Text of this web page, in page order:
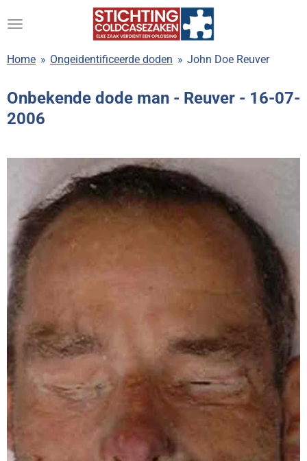
direct
de
Home » Ongeidentificeerde doden » John Doe Reuver
Onbekende dode man - Reuver - 16-07-
2006